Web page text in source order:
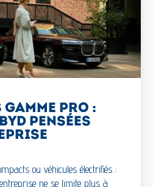
GAMME PRO :
PENSÉES
ou véhicules électrifiés :
ne se limite plus à